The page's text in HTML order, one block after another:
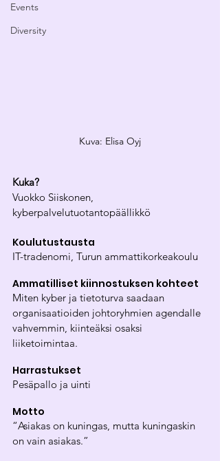
Events
Diversity
Kuva: Elisa Oyj
Kuka?
Vuokko Siiskonen,
kyberpalvelutuotantopäällikkö
Koulutustausta
IT-tradenomi, Turun ammattikorkeakoulu
Ammatilliset kiinnostuksen kohteet
Miten kyber ja tietoturva saadaan
organisaatioiden johtoryhmien agendalle
vahvemmin, kiinteäksi osaksi
liiketoimintaa.
Harrastukset
Pesäpallo ja uinti
Motto
“Asiakas on kuningas, mutta kuningaskin
on vain asiakas.”